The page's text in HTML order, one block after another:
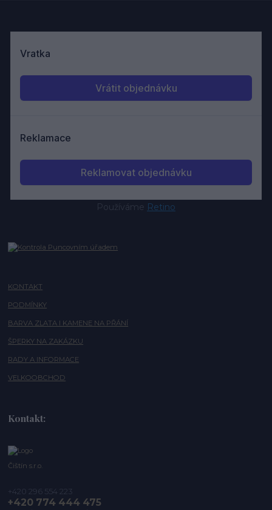
Používáme Retino
KONTAKT
PODMÍNKY
BARVA ZLATA I KAMENE NA PŘÁNÍ
ŠPERKY NA ZAKÁZKU
RADY A INFORMACE
VELKOOBCHOD
Kontakt:
Čištín s.r.o.
+420 296 554 223
+420 774 444 475